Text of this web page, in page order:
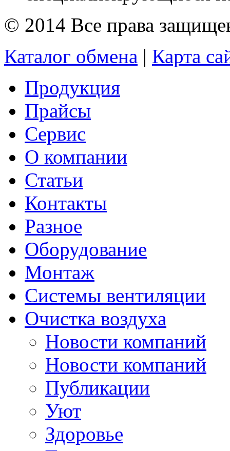
© 2014 Все права
Каталог обмена | Карта
Продукция
Прайсы
Сервис
О компании
Статьи
Контакты
Разное
Оборудование
Монтаж
Системы вентиляции
Очистка воздуха
Новости компаний
Новости компаний
Публикации
Уют
Здоровье